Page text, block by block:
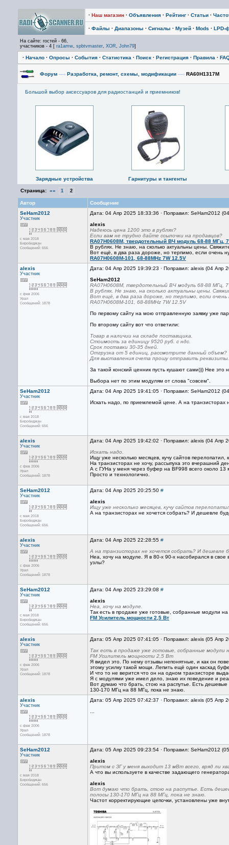
· Наш магазин · Объявления · Рейтинг · Статьи ·
· Файлы · Диапазоны · Сигналы · Музей · Mods · LPD-
На сайте: гостей - 66,
участников - 4 [ ra1amw, spbtvmaster, XOR, John79]
· Начало · Опросы · События · Статистика · Поиск · Регистрация · Правила ·
Форум —› Разработка, ремонт, схемы, модификации —› RA60H1317M
Большой выбор аксессуаров для радиостанций и приемников!
Зарядные устройства Гарнитуры и тангенты
Страница: «« 1 2
Автор
Сообщение
SeHam2012
Участник
с мая 2018
Биробиджан
Сообщений: 656
Дата: 04 Апр 2025 18:33:36 · Поправил: SeHam2012
alexis
Надеюсь цена 1200 это в рублях?
Если вам не трудно дайте ссылочки на продавцов?
RA07H0608M, твердотельный ВЧ модуль 68-88 МГц,
В рублях. Не знаю, на сколько актуальны цены.
Вот ещё, в два раза дороже, но терпимо, если очень
RA07H0608M-101, 68-88MHz 7W 12.5V
alexis
Участник
с фев 2006
Урал
Сообщений: 1878
Дата: 04 Апр 2025 19:39:23 · Поправил: alexis (04 Апр
SeHam2012
RA07H0608M, твердотельный ВЧ модуль 68-88 МГц,
В рублях. Не знаю, на сколько актуальны цены.
Вот ещё, в два раза дороже, но терпимо, если очень
RA07H0608M-101, 68-88MHz 7W 12.5V
По первому сайту на мою отправленную заявку уже
По второму сайту вот что ответили:
Товар в наличии на складе поставщика.
Стоимость за единицу 9520 руб. с ндс.
Срок поставки 30-35 дней.
Отгрузка от 5 единиц, рассмотрите данный объем?
Для выставления счета прошу отправить реквизиты.
За такой конский ценник пусть кушают сами))) Нее это
Выбора нет по этим модулям от слова "совсем".
SeHam2012
Участник
с мая 2018
Биробиджан
Сообщений: 656
Дата: 04 Апр 2025 19:41:05 · Поправил: SeHam2012
Искать надо, по приемлемой цене. А на транзисторах
alexis
Участник
с фев 2006
Урал
Сообщений: 1878
Дата: 04 Апр 2025 19:42:02 · Поправил: alexis (04 Апр
Искать надо.
Ищу уже несколько месяцев, кучу сайтов перелопатил,
На транзисторах не хочу, рассыпуха это вчерашний
А с ГУНа у меня через буфер на BF998 всего около 13
Просто и технологично.
SeHam2012
Участник
с мая 2018
Биробиджан
Сообщений: 656
Дата: 04 Апр 2025 20:25:50 #
alexis
Ищу уже несколько месяцев, кучу сайтов
А на транзисторах не хочется собрать? И дешевле
alexis
Участник
с фев 2006
Урал
Сообщений: 1878
Дата: 04 Апр 2025 22:28:55 #
А на транзисторах не хочется собрать? И дешевле
Неа, хочу на модуле. Я в 80-х 90-х насобирался в
узлы?
SeHam2012
Участник
с мая 2018
Биробиджан
Сообщений: 656
Дата: 04 Апр 2025 23:29:08 #
alexis
Неа, хочу на модуле.
Так есть в продаже уже готовые, собранные модули
FM Усилитель мощности 2,5 Вт
alexis
Участник
с фев 2006
Урал
Сообщений: 1878
Дата: 05 Апр 2025 07:41:05 · Поправил: alexis (05 Апр
Так есть в продаже уже готовые, собранные модули
FM Усилитель мощности 2,5 Вт
Я видел это. По нему отзывы непонятные, и как он
этому усилку такой мощи. Лепить ещё один каскад
И что то не верится что он на одном транзисторе
Я с модулями уже имел дело, знаю их поведение и
Вот думаю что брать, стою на распутье. Есть
130-170 МГц на 88 МГц, пока не знаю.
alexis
Участник
с фев 2006
Урал
Сообщений: 1878
Дата: 05 Апр 2025 07:42:37 · Поправил: alexis (05 Апр
SeHam2012
Участник
с мая 2018
Биробиджан
Сообщений: 656
Дата: 05 Апр 2025 09:23:54 · Поправил: SeHam2012
alexis
Притом с ЗГ у меня выходит 13 мВт всего, вряд ли
А что вы используете в качестве задающего
alexis
Вот думаю что брать, стою на распутье. Есть
полосы 130-170 МГц на 88 МГц, пока не знаю.
Частот корректирующие цепочки, установлены уже